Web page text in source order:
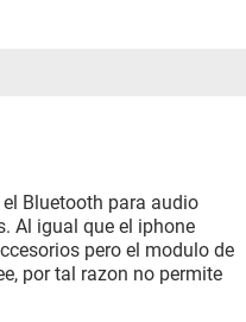
Bluetooth para audio
Al igual que el iphone
pero el modulo de
por tal razon no permite